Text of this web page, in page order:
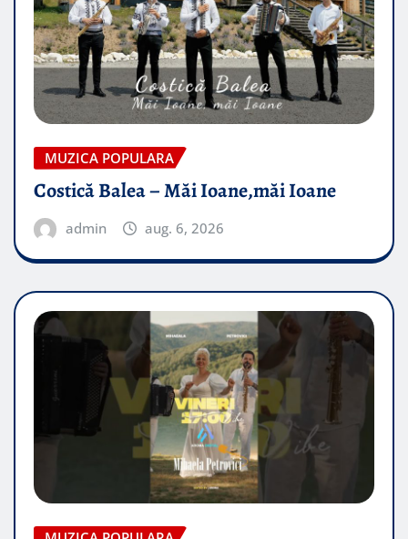
MUZICA POPULARA
Costică Balea – Măi Ioane,măi Ioane
admin aug. 6, 2026